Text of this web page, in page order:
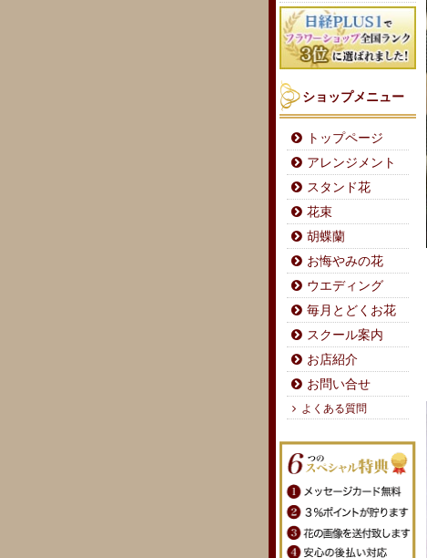
ショップメニュー
トップページ
アレンジメント
スタンド花
花束
胡蝶蘭
お悔やみの花
ウエディング
毎月とどくお花
スクール案内
お店紹介
お問い合せ
よくある質問